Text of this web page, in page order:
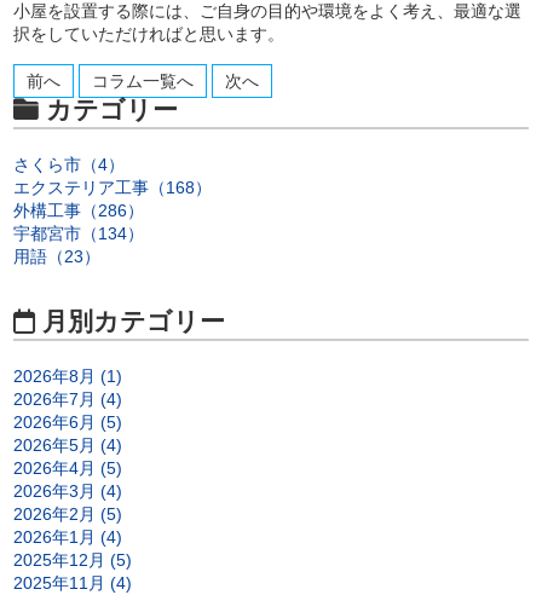
小屋を設置する際には、ご自身の目的や環境をよく考え、最適な選
択をしていただければと思います。
前へ コラム一覧へ 次へ
カテゴリー
さくら市（4）
エクステリア工事（168）
外構工事（286）
宇都宮市（134）
用語（23）
月別カテゴリー
2026年8月 (1)
2026年7月 (4)
2026年6月 (5)
2026年5月 (4)
2026年4月 (5)
2026年3月 (4)
2026年2月 (5)
2026年1月 (4)
2025年12月 (5)
2025年11月 (4)